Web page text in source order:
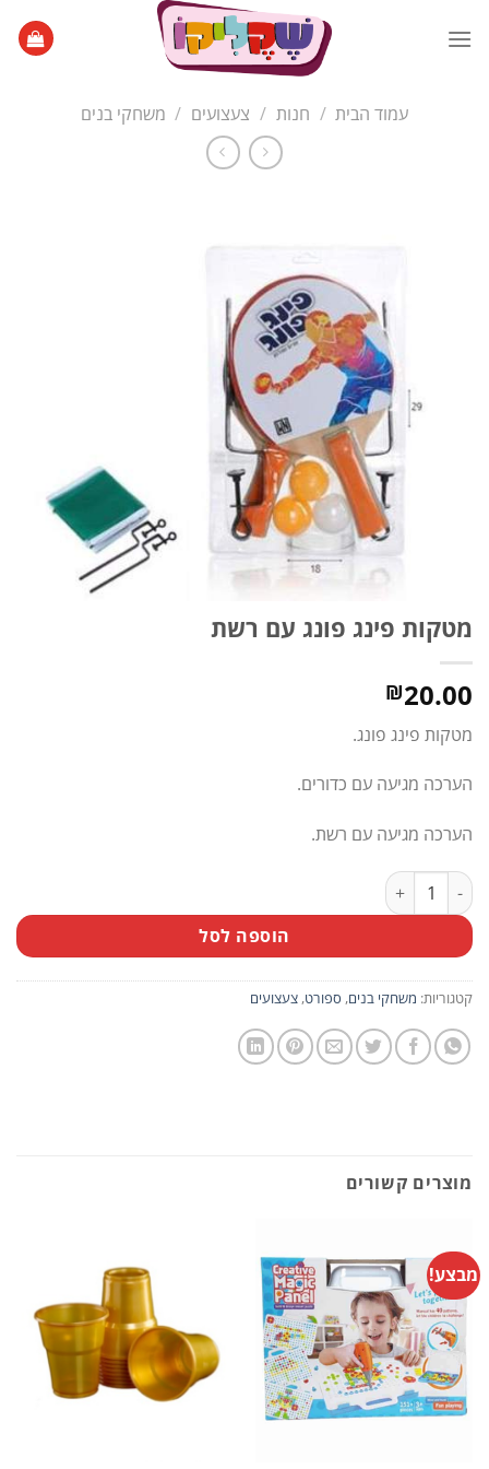
עמוד הבית / חנות / צעצועים / משחקי בנים
מטקות פינג פונג עם רשת
₪20.00
מטקות פינג פונג.
הערכה מגיעה עם כדורים.
הערכה מגיעה עם רשת.
כמות של מטקות פינג פונג עם רשת
הוספה לסל
קטגוריות: משחקי בנים, ספורט, צעצועים
מוצרים קשורים
מבצע!